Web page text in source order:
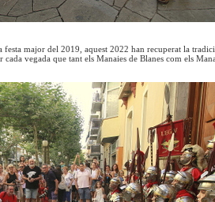
major del 2019, aquest 2022 han recuperat la
vegada que tant els Manaies de Blanes com els